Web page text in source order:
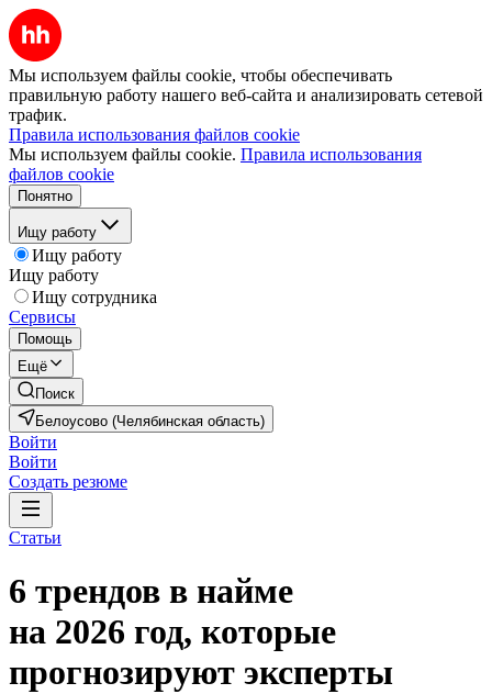
Мы используем файлы cookie, чтобы обеспечивать
правильную работу нашего веб-сайта и анализировать сетевой
трафик.
Правила использования файлов cookie
Мы используем файлы cookie. Правила использования
файлов cookie
Понятно
Ищу работу
Ищу работу
Ищу работу
Ищу сотрудника
Сервисы
Помощь
Ещё
Поиск
Белоусово (Челябинская область)
Войти
Войти
Создать резюме
Статьи
6 трендов в найме
на 2026 год, которые
прогнозируют эксперты